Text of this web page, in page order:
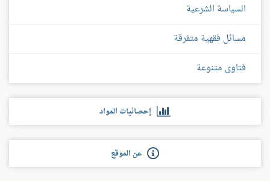
السياسة الشرعية
مسائل فقهية متفرقة
فتاوى متنوعة
إحصائيات المواد
عن الموقع